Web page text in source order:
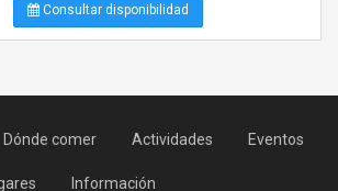
Consultar disponibilidad
Dónde comer Actividades Eventos
Información